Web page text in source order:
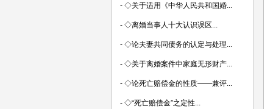
- ◇关于适用《中华人民共和国婚...
- ◇离婚当事人十大认识误区...
- ◇论夫妻共同债务的认定与处理...
- ◇关于离婚案件中家庭无形财产...
- ◇论死亡赔偿金的性质——兼评...
- ◇“死亡赔偿金”之定性...